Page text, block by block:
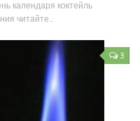
календаря коктейль
читайте...
3